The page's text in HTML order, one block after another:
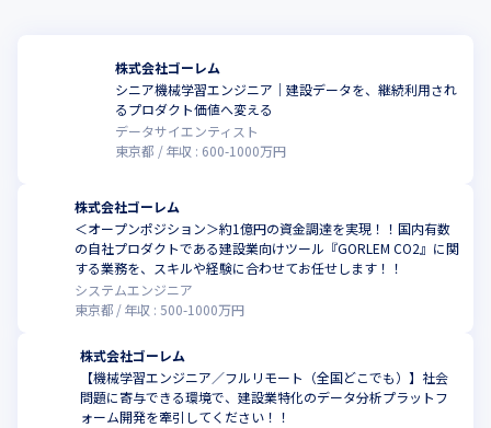
株式会社ゴーレム
シニア機械学習エンジニア｜建設データを、継続利用され
るプロダクト価値へ変える
データサイエンティスト
東京都
年収 : 600-1000万円
株式会社ゴーレム
＜オープンポジション＞約1億円の資金調達を実現！！国内有数
の自社プロダクトである建設業向けツール『GORLEM CO2』に関
する業務を、スキルや経験に合わせてお任せします！！
システムエンジニア
東京都
年収 :500-1000万円
株式会社ゴーレム
【機械学習エンジニア／フルリモート（全国どこでも）】社会
問題に寄与できる環境で、建設業特化のデータ分析プラットフ
ォーム開発を牽引してください！！